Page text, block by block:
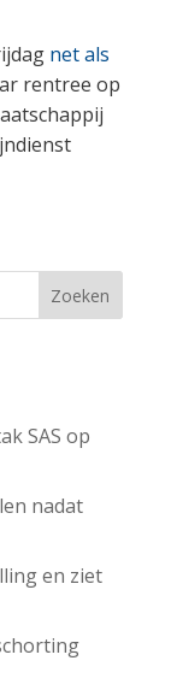
net als
rentree op
Zoeken
SAS op
nadat
en ziet